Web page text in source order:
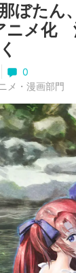
ぼたん
ニメ化
0
メ・漫画部門